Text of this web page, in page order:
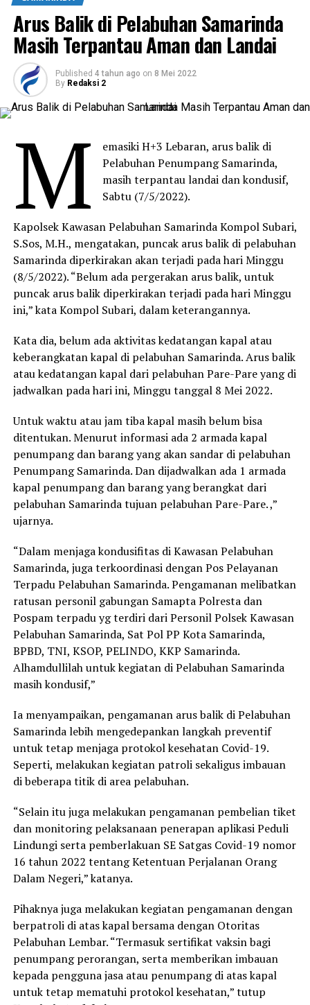
Arus Balik di Pelabuhan Samarinda
Masih Terpantau Aman dan Landai
Published 4 tahun ago on 8 Mei 2022
By Redaksi 2
M
emasiki H+3 Lebaran, arus balik di
Pelabuhan Penumpang Samarinda,
masih terpantau landai dan kondusif,
Sabtu (7/5/2022).
Kapolsek Kawasan Pelabuhan Samarinda Kompol Subari,
S.Sos, M.H., mengatakan, puncak arus balik di pelabuhan
Samarinda diperkirakan akan terjadi pada hari Minggu
(8/5/2022). “Belum ada pergerakan arus balik, untuk
puncak arus balik diperkirakan terjadi pada hari Minggu
ini,” kata Kompol Subari, dalam keterangannya.
Kata dia, belum ada aktivitas kedatangan kapal atau
keberangkatan kapal di pelabuhan Samarinda. Arus balik
atau kedatangan kapal dari pelabuhan Pare-Pare yang di
jadwalkan pada hari ini, Minggu tanggal 8 Mei 2022.
Untuk waktu atau jam tiba kapal masih belum bisa
ditentukan. Menurut informasi ada 2 armada kapal
penumpang dan barang yang akan sandar di pelabuhan
Penumpang Samarinda. Dan dijadwalkan ada 1 armada
kapal penumpang dan barang yang berangkat dari
pelabuhan Samarinda tujuan pelabuhan Pare-Pare. ,”
ujarnya.
“Dalam menjaga kondusifitas di Kawasan Pelabuhan
Samarinda, juga terkoordinasi dengan Pos Pelayanan
Terpadu Pelabuhan Samarinda. Pengamanan melibatkan
ratusan personil gabungan Samapta Polresta dan
Pospam terpadu yg terdiri dari Personil Polsek Kawasan
Pelabuhan Samarinda, Sat Pol PP Kota Samarinda,
BPBD, TNI, KSOP, PELINDO, KKP Samarinda.
Alhamdullilah untuk kegiatan di Pelabuhan Samarinda
masih kondusif,”
Ia menyampaikan, pengamanan arus balik di Pelabuhan
Samarinda lebih mengedepankan langkah preventif
untuk tetap menjaga protokol kesehatan Covid-19.
Seperti, melakukan kegiatan patroli sekaligus imbauan
di beberapa titik di area pelabuhan.
“Selain itu juga melakukan pengamanan pembelian tiket
dan monitoring pelaksanaan penerapan aplikasi Peduli
Lindungi serta pemberlakuan SE Satgas Covid-19 nomor
16 tahun 2022 tentang Ketentuan Perjalanan Orang
Dalam Negeri,” katanya.
Pihaknya juga melakukan kegiatan pengamanan dengan
berpatroli di atas kapal bersama dengan Otoritas
Pelabuhan Lembar. “Termasuk sertifikat vaksin bagi
penumpang perorangan, serta memberikan imbauan
kepada pengguna jasa atau penumpang di atas kapal
untuk tetap mematuhi protokol kesehatan,” tutup